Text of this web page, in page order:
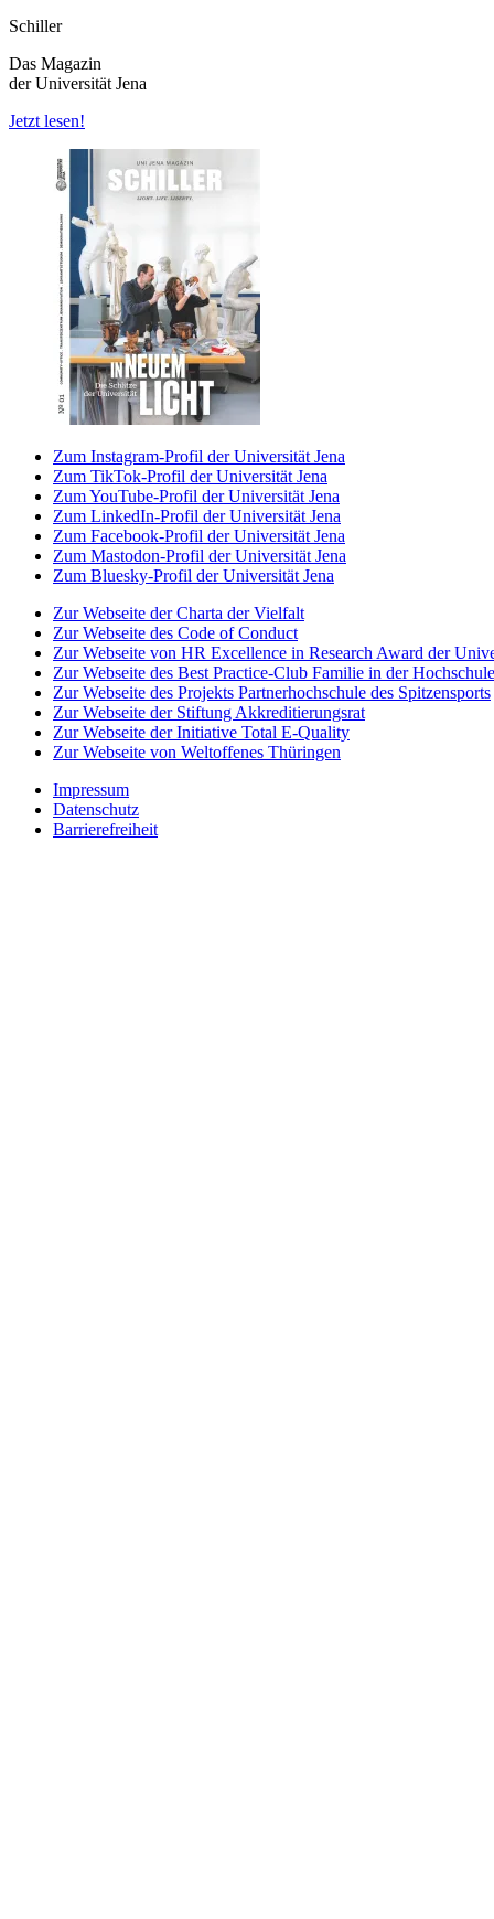
Schiller
Das Magazin
der Universität Jena
Jetzt lesen!
Zum Instagram-Profil der Universität Jena
Zum TikTok-Profil der Universität Jena
Zum YouTube-Profil der Universität Jena
Zum LinkedIn-Profil der Universität Jena
Zum Facebook-Profil der Universität Jena
Zum Mastodon-Profil der Universität Jena
Zum Bluesky-Profil der Universität Jena
Zur Webseite der Charta der Vielfalt
Zur Webseite des Code of Conduct
Zur Webseite von HR Excellence in Research Award der
Zur Webseite des Best Practice-Club Familie in der Hochschule
Zur Webseite des Projekts Partnerhochschule des Spitzensports
Zur Webseite der Stiftung Akkreditierungsrat
Zur Webseite der Initiative Total E-Quality
Zur Webseite von Weltoffenes Thüringen
Impressum
Datenschutz
Barrierefreiheit